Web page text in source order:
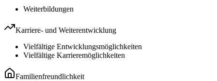
Weiterbildungen
Karriere- und Weiterentwicklung
Vielfältige Entwicklungsmöglichkeiten
Vielfältige Karrieremöglichkeiten
Familienfreundlichkeit